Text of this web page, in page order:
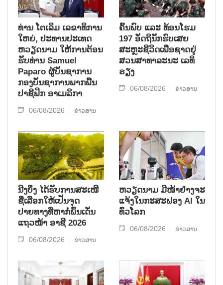
ທ່ານ ໂຕ​ເລິມ ເລ​ຂາ​ທິ​ການ​
ໃຫຍ່, ປະ​ທານ​ປະ​ເທດ ​
ຫວຽດ​ນາມ ໃຫ້​ການ​ຕ້ອນ​
ຮັບ​ທ່ານ Samuel
Paparo ຜູ້​ບັນ​ຊາ​ການ
ກອງ​ບັນ​ຊາ​ການພາກ​ພື້ນ​
ປາ​ຊີ​ຟິກ ອາ​ເມ​ລິ​ກາ
06/08/2026 ຂ່າວສານ
ຄົ້ນ​ພົບ ແລະ ທ້ອນ​ໂຮມ
197 ອັດ​ຖິ​ນັກ​ຮົບ​ເສຍ​
ສະຫຼະ​ຊີ​ວິດ​ເພື່ອ​ຊາດ​ຢູ່​
ສວນ​ສາ​ທາ​ລະ​ນະ ເລ​ທິ​
ຣຽງ
06/08/2026 ຂ່າວສານ
ນີງບິ່ງ ໄດ້ຮັບການສະເໜີ
ຊື່ເລືອກໃຫ້ເປັນຈຸດ
ປາຍທາງທີ່ຫາກໍ່ພົ້ນເດັ່ນ
ແຖວໜ້າ ອາຊີ 2026
06/08/2026 ຂ່າວສານ
ຫວຽດນາມ ມີໜ້າຢ່າງຈະ
ແຈ້ງໃນກະສະຟອງ AI ໃນ
ທົ່ວໂລກ
06/08/2026 ຂ່າວສານ